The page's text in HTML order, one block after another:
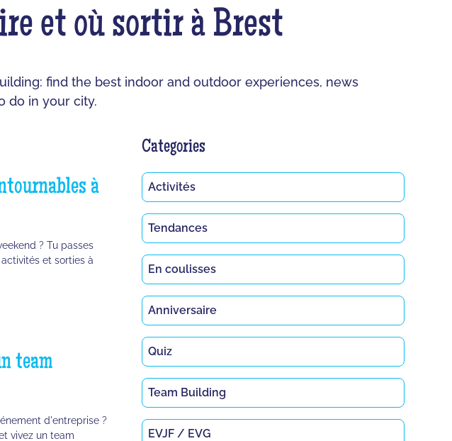
et où sortir à Brest
find the best indoor and outdoor experiences, news
do in your city.
à
? Tu passes
et sorties à
team
d'entreprise ?
vivez un team
Categories
Activités
Tendances
En coulisses
Anniversaire
Quiz
Team Building
EVJF / EVG